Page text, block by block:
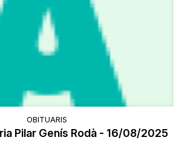
OBITUARIS
Pilar Genís Rodà - 16/08/2025